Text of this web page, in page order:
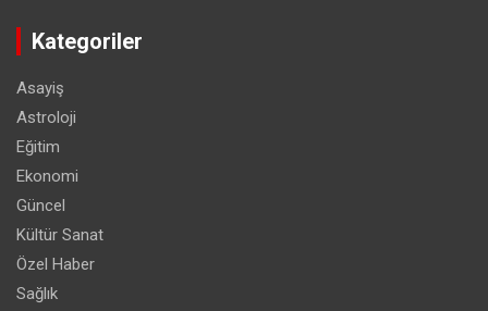
Kategoriler
Asayiş
Astroloji
Eğitim
Ekonomi
Güncel
Kültür Sanat
Özel Haber
Sağlık